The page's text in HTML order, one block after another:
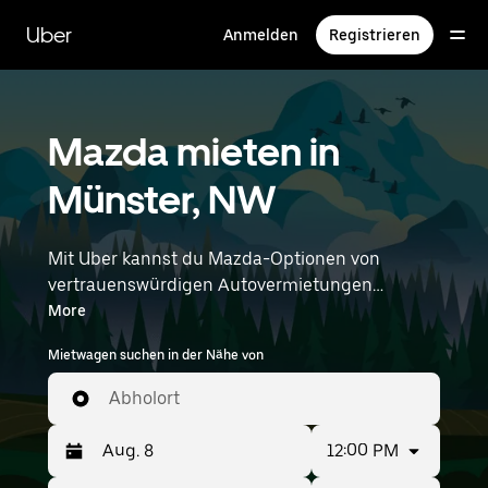
zum
Hauptinhalt
Uber Anmelden Registrieren
Mazda mieten in
Münster, NW
Mit Uber kannst du Mazda-Optionen von
vertrauenswürdigen Autovermietungen
durchstöbern. Finde den richtigen Leihwagen
von Mazda für Besorgungen, Roadtrips oder
tägliche Fahrten. Egal, ob du Preis, Größe oder
Stil priorisierst: Hier findest du Optionen, die
deinen Wünschen entsprechen. Gib deine Zeit-
und Standortangaben (z. B. Muenster
Osnabrueck Airport) ein, um Mazda-
More
Mietwagen suchen in der Nähe von
Abholort
12:00 PM